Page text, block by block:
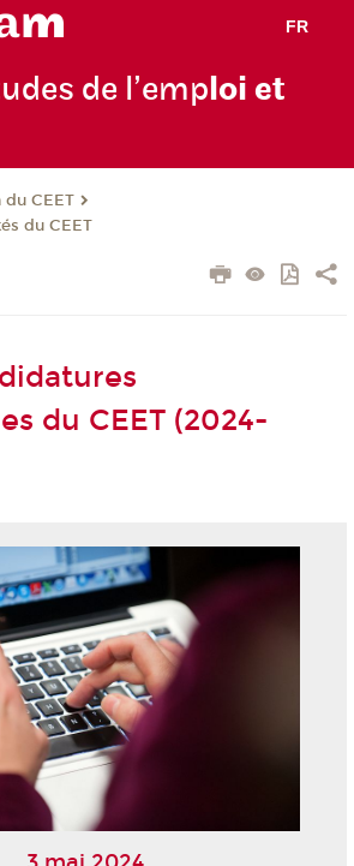
FR
de l’emploi et
CEET
du CEET
du CEET (2024-